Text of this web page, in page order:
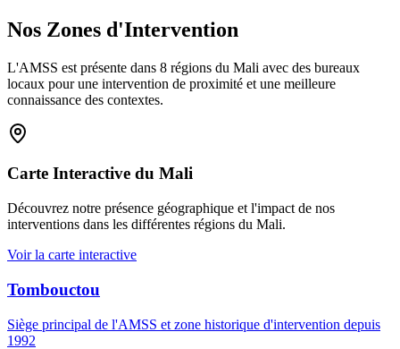
Nos Zones d'Intervention
L'AMSS est présente dans 8 régions du Mali avec des bureaux
locaux pour une intervention de proximité et une meilleure
connaissance des contextes.
Carte Interactive du Mali
Découvrez notre présence géographique et l'impact de nos
interventions dans les différentes régions du Mali.
Voir la carte interactive
Tombouctou
Siège principal de l'AMSS et zone historique d'intervention depuis
1992